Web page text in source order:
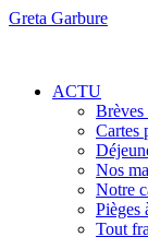
Greta Garbure
ACTU
Brèves
Cartes
Nos
Notre
Pièges
Tout